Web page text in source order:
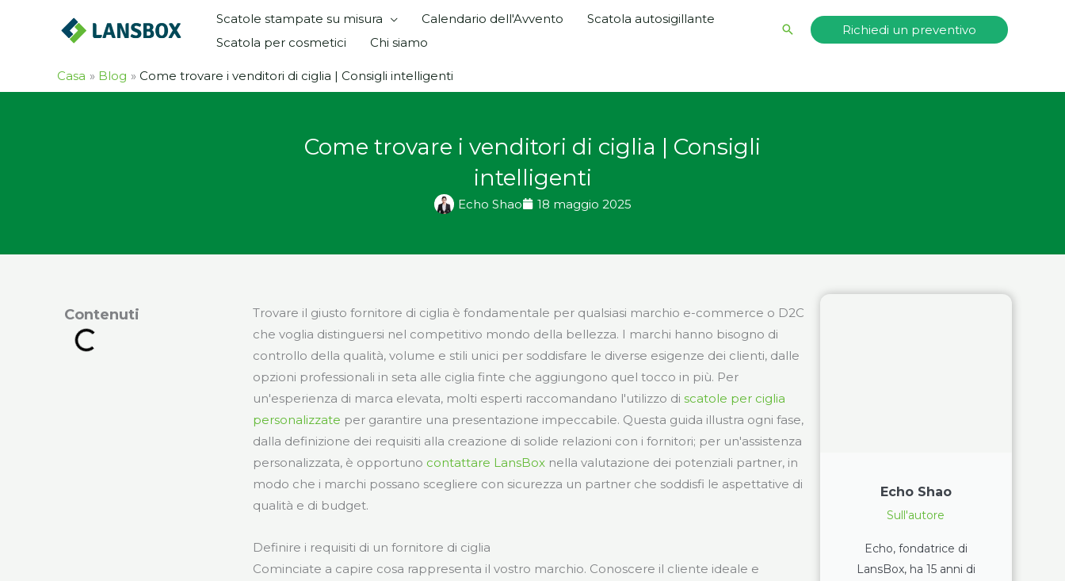
Scatole stampate su misura Calendario dell'Avvento
Scatola autosigillante
Scatola per cosmetici
Chi siamo
Cerca Richiedi un preventivo
Casa Blog Come trovare i venditori di ciglia | Consigli intelligenti
Come trovare i venditori di ciglia | Consigli
intelligenti
Echo Shao 18 maggio 2025
Contenuti
Trovare il giusto fornitore di ciglia è fondamentale per qualsiasi marchio e-commerce o D2C
che voglia distinguersi nel competitivo mondo della bellezza. I marchi hanno bisogno di
controllo della qualità, volume e stili unici per soddisfare le diverse esigenze dei clienti, dalle
opzioni professionali in seta alle ciglia finte che aggiungono quel tocco in più. Per
un'esperienza di marca elevata, molti esperti raccomandano l'utilizzo discatole per ciglia
personalizzate per garantire una presentazione impeccabile. Questa guida illustra ogni fase,
dalla definizione dei requisiti alla creazione di solide relazioni con i fornitori; per un'assistenza
personalizzata, è opportuno contattare LansBox nella valutazione dei potenziali partner, in
modo che i marchi possano scegliere con sicurezza un partner che soddisfi le aspettative di
qualità e di budget.
Definire i requisiti di un fornitore di ciglia
Cominciate a capire cosa rappresenta il vostro marchio. Conoscere il cliente ideale e
Echo Shao
Sull'autore
Echo, fondatrice di
LansBox, ha 15 anni di